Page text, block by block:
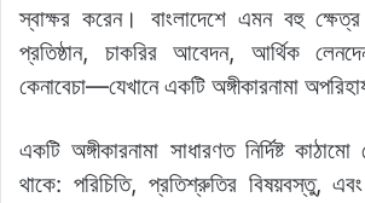
স্বাক্ষর করেন। বাংলাদেশে এমন বহু
প্রতিষ্ঠান, চাকরির আবেদন, আর্থিক
কেনাবেচা—যেখানে একটি অঙ্গীকারনামা
একটি অঙ্গীকারনামা সাধারণত নির্দিষ্ট
থাকে: পরিচিতি, প্রতিশ্রুতির বিষয়বস্তু,